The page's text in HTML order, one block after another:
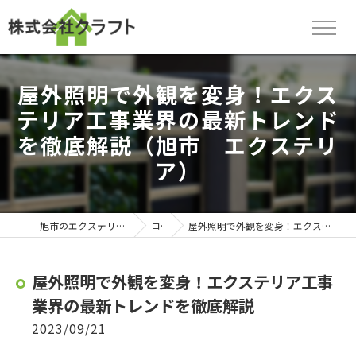
屋外照明で外観を変身！エクス
テリア工事業界の最新トレンド
を徹底解説（旭市 エクステリ
ア）
旭市のエクステリアなら株式会社クラフト コラム 屋外照明で外観を変身！エクステリア工事業界の最新トレンドを徹底解説
屋外照明で外観を変身！エクステリア工事
業界の最新トレンドを徹底解説
2023/09/21